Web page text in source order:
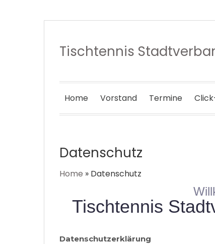
Tischtennis
Home Vorstand Termine
Datenschutz
Home » Datenschutz
Tischtennis
Datenschutzerklärung